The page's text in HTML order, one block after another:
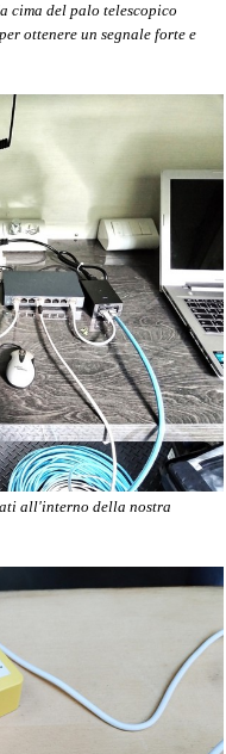
cima del palo telescopico
ottenere un segnale forte e
all'interno della nostra